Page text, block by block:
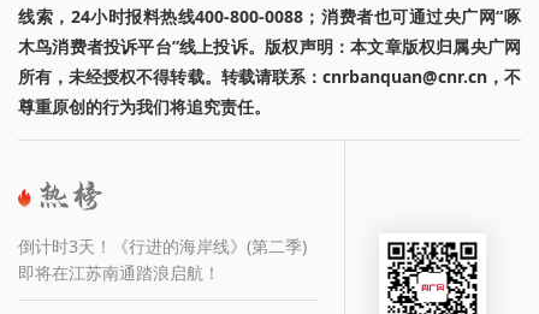
线索，24小时报料热线400-800-0088；消费者也可通过央广网“啄
木鸟消费者投诉平台”线上投诉。版权声明：本文章版权归属央广网
所有，未经授权不得转载。转载请联系：cnrbanquan@cnr.cn，不
尊重原创的行为我们将追究责任。
倒计时3天！《行进的海岸线》(第二季)
即将在江苏南通踏浪启航！